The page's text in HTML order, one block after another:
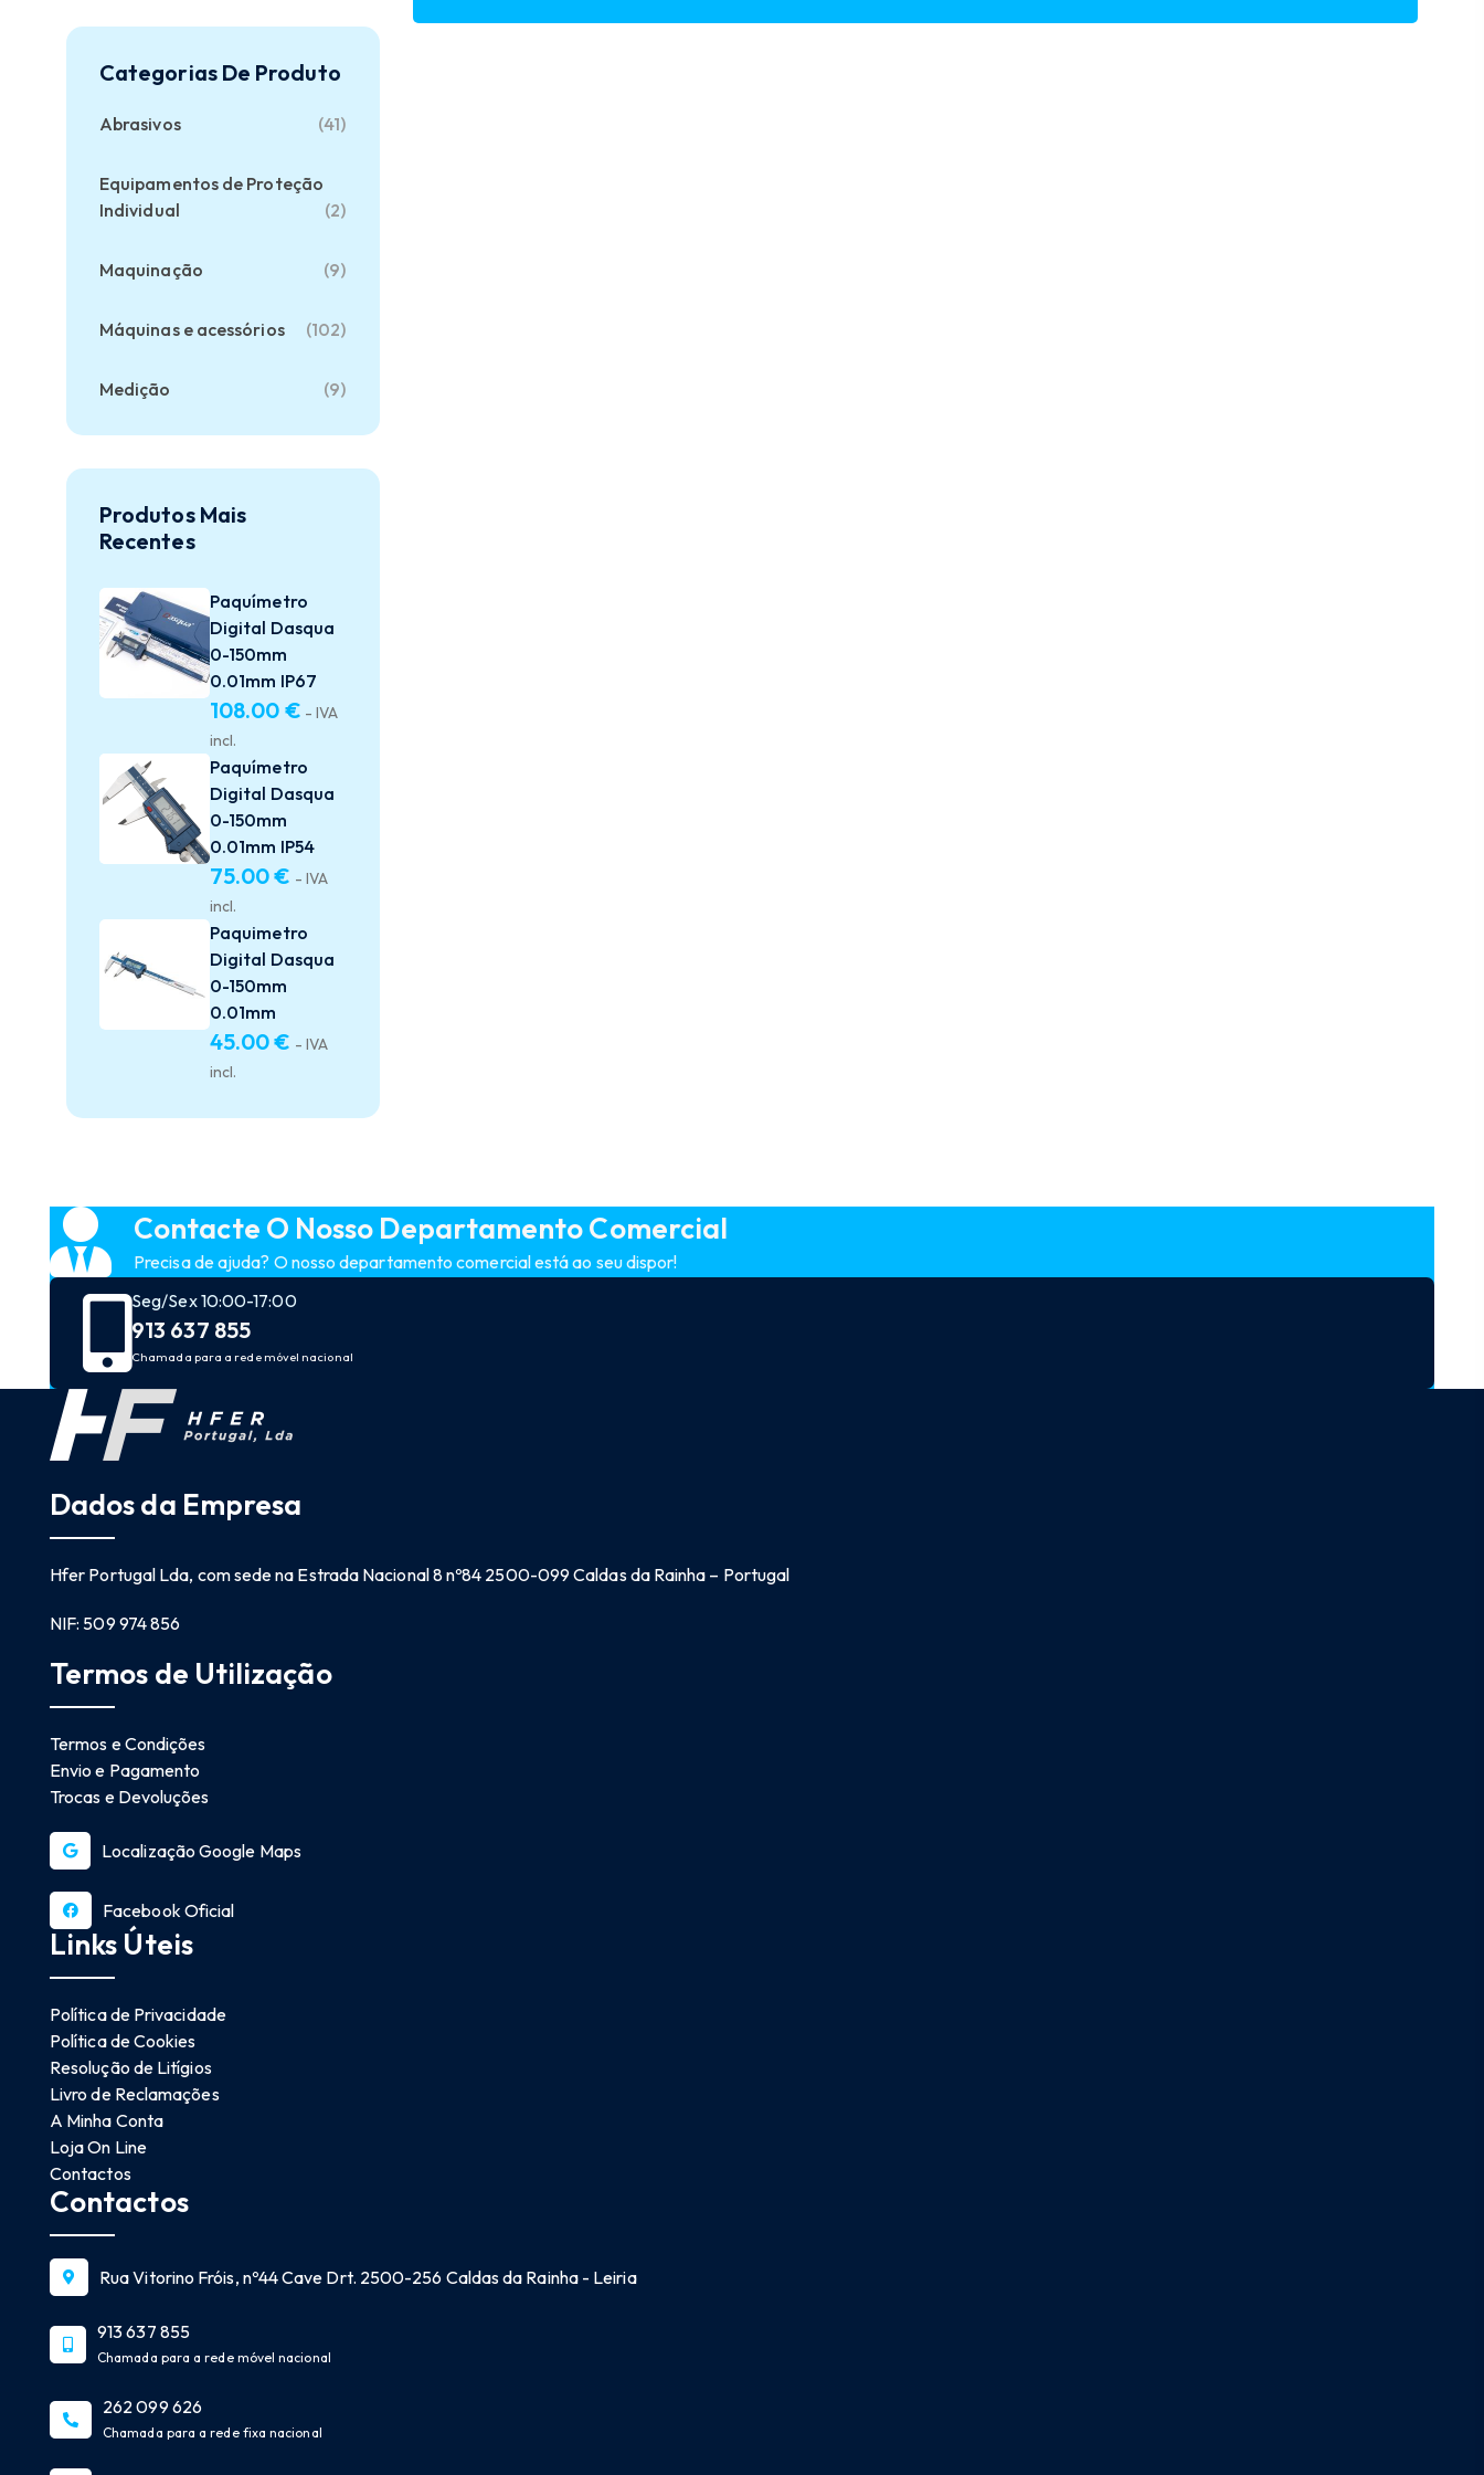
Categorias De Produto
Abrasivos (41)
Equipamentos de Proteção
Individual
(2)
Maquinação (9)
Máquinas e acessórios (102)
Medição (9)
Produtos Mais
Recentes
Paquímetro
Digital Dasqua
0-150mm
0.01mm IP67
108.00 € - IVA
incl.
Paquímetro
Digital Dasqua
0-150mm
0.01mm IP54
75.00€ - IVA
incl.
Paquimetro
Digital Dasqua
0-150mm
0.01mm
45.00€ - IVA
incl.
Contacte O Nosso Departamento Comercial
Precisa de ajuda? O nosso departamento comercial está ao seu dispor!
Seg/Sex 10:00-17:00
913 637 855
Chamada para a rede móvel nacional
Dados da Empresa
Hfer Portugal Lda, com sede na Estrada Nacional 8 nº84 2500-099 Caldas da Rainha – Portugal
NIF: 509 974 856
Termos de Utilização
Termos e Condições
Envio e Pagamento
Trocas e Devoluções
Localização Google Maps
Facebook Oficial
Links Úteis
Política de Privacidade
Política de Cookies
Resolução de Litígios
Livro de Reclamações
A Minha Conta
Loja On Line
Contactos
Contactos
Rua Vitorino Fróis, nº44 Cave Drt. 2500-256 Caldas da Rainha - Leiria
913 637 855
Chamada para a rede móvel nacional
262 099 626
Chamada para a rede fixa nacional